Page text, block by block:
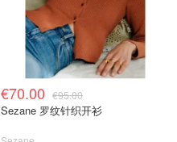
€70.00 €95.00
Sezane 罗纹针织开衫